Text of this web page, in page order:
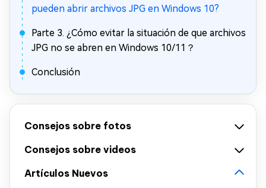
pueden abrir archivos JPG en Windows 10?
Parte 3. ¿Cómo evitar la situación de que archivos
JPG no se abren en Windows 10/11？
Conclusión
Consejos sobre fotos
Consejos sobre videos
Artículos Nuevos